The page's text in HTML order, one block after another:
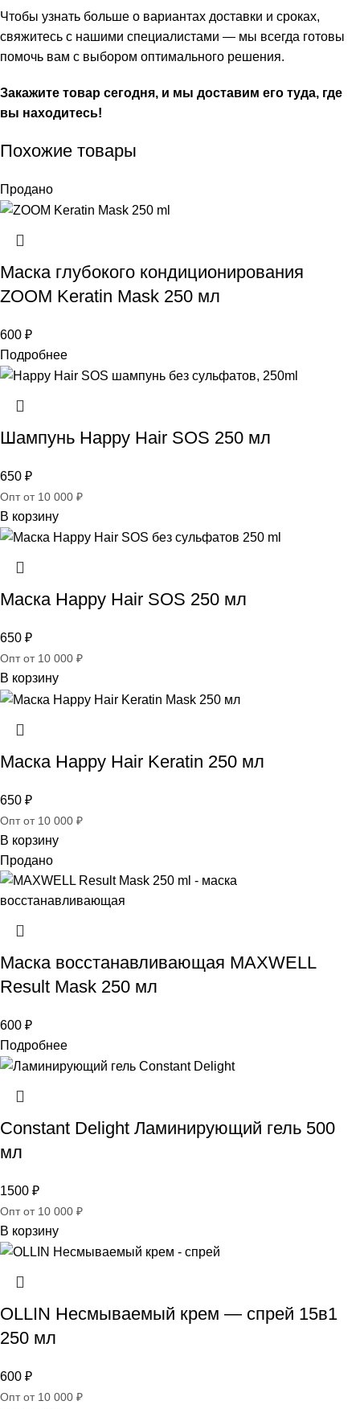
Чтобы узнать больше о вариантах доставки и сроках,
свяжитесь с нашими специалистами — мы всегда готовы
помочь вам с выбором оптимального решения.
Закажите товар сегодня, и мы доставим его туда, где
вы находитесь!
Похожие товары
Продано
Маска глубокого кондиционирования
ZOOM Keratin Mask 250 мл
600 ₽
Подробнее
Шампунь Happy Hair SOS 250 мл
650 ₽
Опт от 10 000 ₽
В корзину
Маска Happy Hair SOS 250 мл
650 ₽
Опт от 10 000 ₽
В корзину
Маска Happy Hair Keratin 250 мл
650 ₽
Опт от 10 000 ₽
В корзину
Продано
Маска восстанавливающая MAXWELL
Result Mask 250 мл
600 ₽
Подробнее
Constant Delight Ламинирующий гель 500
мл
1500 ₽
Опт от 10 000 ₽
В корзину
OLLIN Несмываемый крем — спрей 15в1
250 мл
600 ₽
Опт от 10 000 ₽